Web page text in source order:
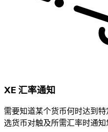
XE 汇率通知
需要知道某个货币何时达到
选货币对触及所需汇率时通知